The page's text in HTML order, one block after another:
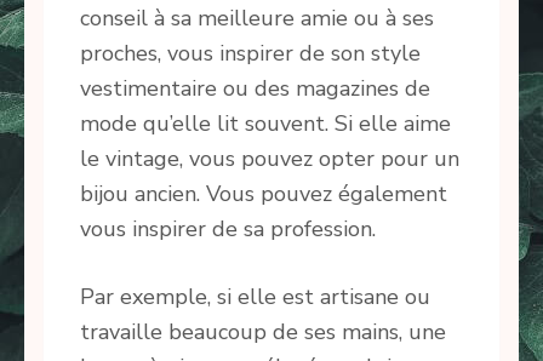
conseil à sa meilleure amie ou à ses
proches, vous inspirer de son style
vestimentaire ou des magazines de
mode qu’elle lit souvent. Si elle aime
le vintage, vous pouvez opter pour un
bijou ancien. Vous pouvez également
vous inspirer de sa profession.
Par exemple, si elle est artisane ou
travaille beaucoup de ses mains, une